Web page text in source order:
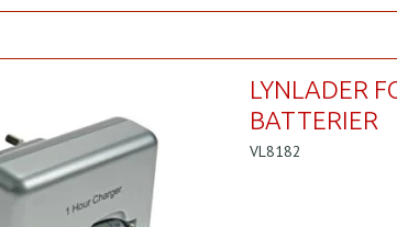
LYNLADER
BATTERIER
VL8182